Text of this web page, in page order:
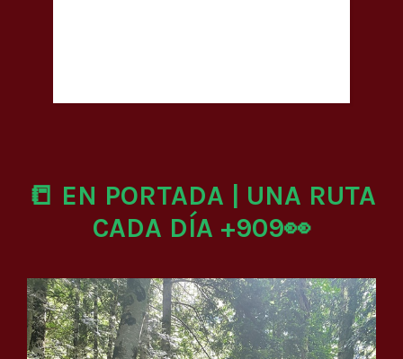
📒 EN PORTADA | UNA RUTA
CADA DÍA +909👀